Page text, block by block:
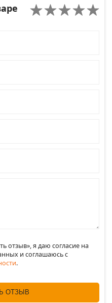
отзыв», я даю согласие на
и соглашаюсь c
.
ОТЗЫВ